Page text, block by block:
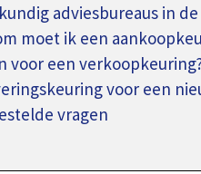
adviesbureaus in
moet ik een
voor een
voor een
vragen